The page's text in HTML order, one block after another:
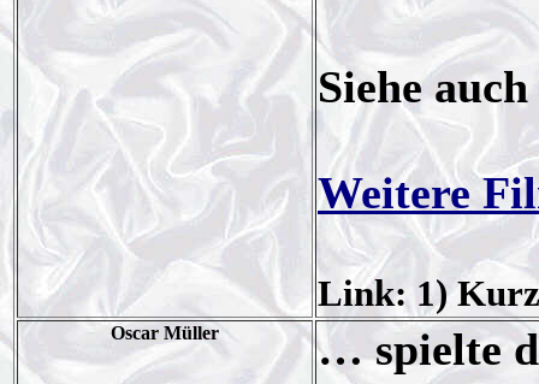
Siehe auch
Weitere
Link: 1)
Oscar Müller … spielte